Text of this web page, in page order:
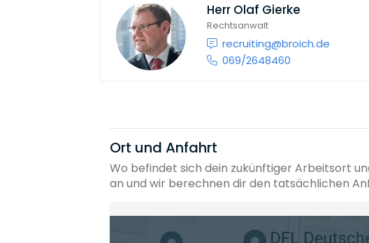
Herr Olaf Gierke
Rechtsanwalt
recruiting@broich.de
069/2648460
Ort und Anfahrt
Wo befindet sich dein zukünftiger Arbeitsort
an und wir berechnen dir den tatsächlichen
Heimatadresse oder Wunschort